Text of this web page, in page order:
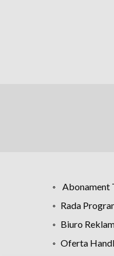
Abonament
Rada
Biuro
Oferta